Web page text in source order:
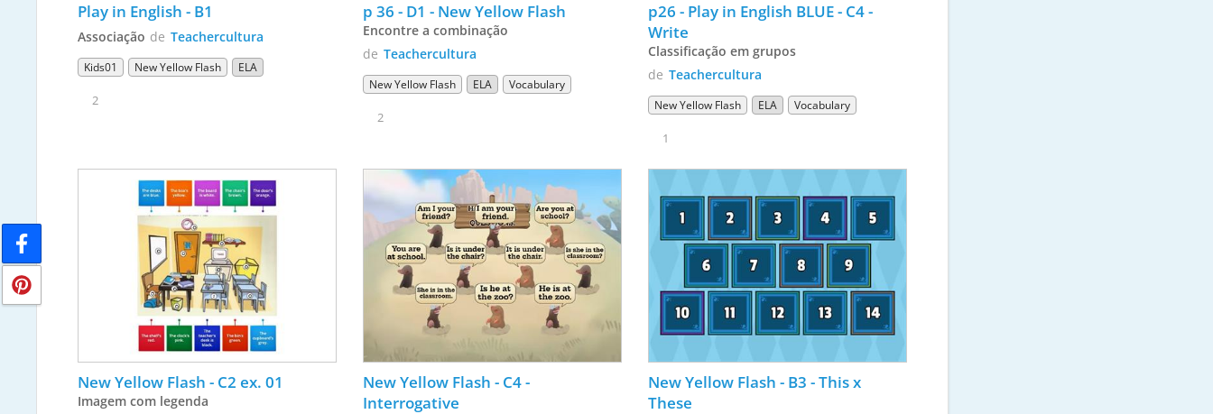
Play in English - B1
Associação de Teachercultura
Kids01 New Yellow Flash ELA
2
Encontre a combinação
de Teachercultura
New Yellow Flash ELA Vocabulary
2
p26 - Play in English BLUE - C4 -
Write
Classificação em grupos
de Teachercultura
New Yellow Flash ELA Vocabulary
1
New Yellow Flash - C2 ex. 01
Imagem com legenda
New Yellow Flash - C4 -
Interrogative
New Yellow Flash - B3 - This x
These